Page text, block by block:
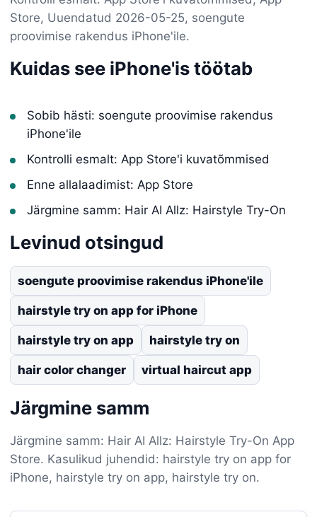
Store, Uuendatud 2026-05-25, soengute
proovimise rakendus iPhone'ile.
Kuidas see iPhone'is töötab
Sobib hästi: soengute proovimise rakendus
iPhone'ile
Kontrolli esmalt: App Store'i kuvatõmmised
Enne allalaadimist: App Store
Järgmine samm: Hair AI Allz: Hairstyle Try-On
Levinud otsingud
soengute proovimise rakendus iPhone'ile
hairstyle try on app for iPhone
hairstyle try on app hairstyle try on
hair color changer virtual haircut app
Järgmine samm
Järgmine samm: Hair AI Allz: Hairstyle Try-On App
Store. Kasulikud juhendid: hairstyle try on app for
iPhone, hairstyle try on app, hairstyle try on.